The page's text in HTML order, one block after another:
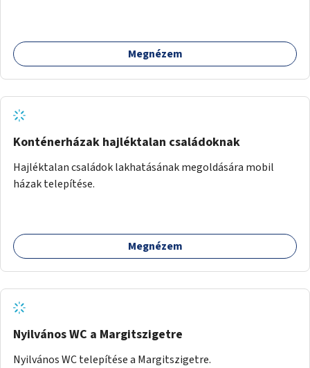
Megnézem
Konténerházak hajléktalan családoknak
Hajléktalan családok lakhatásának megoldására mobil
házak telepítése.
Megnézem
Nyilvános WC a Margitszigetre
Nyilvános WC telepítése a Margitszigetre.